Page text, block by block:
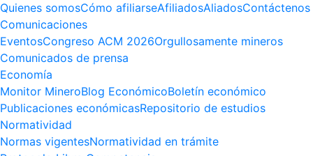
Quienes somosCómo afiliarseAfiliadosAliadosContáctenos
Comunicaciones
EventosCongreso ACM 2026Orgullosamente mineros
Comunicados de prensa
Economía
Monitor MineroBlog EconómicoBoletín económico
Publicaciones económicasRepositorio de estudios
Normatividad
Normas vigentesNormatividad en trámite